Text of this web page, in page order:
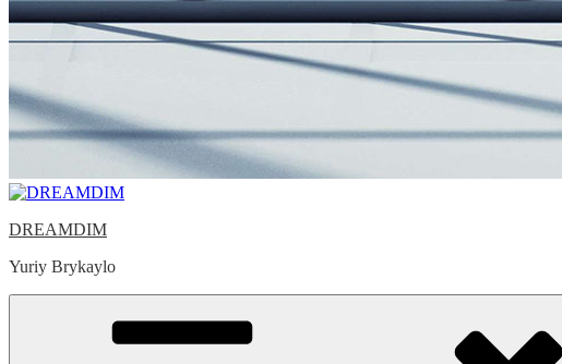
DREAMDIM
Yuriy Brykaylo